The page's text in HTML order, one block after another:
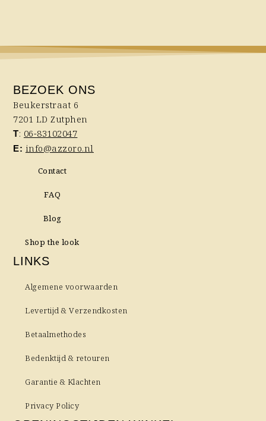
BEZOEK ONS
Beukerstraat 6
7201 LD Zutphen
T: 06-83102047
E: info@azzoro.nl
Contact
FAQ
Blog
Shop the look
LINKS
Algemene voorwaarden
Levertijd & Verzendkosten
Betaalmethodes
Bedenktijd & retouren
Garantie & Klachten
Privacy Policy